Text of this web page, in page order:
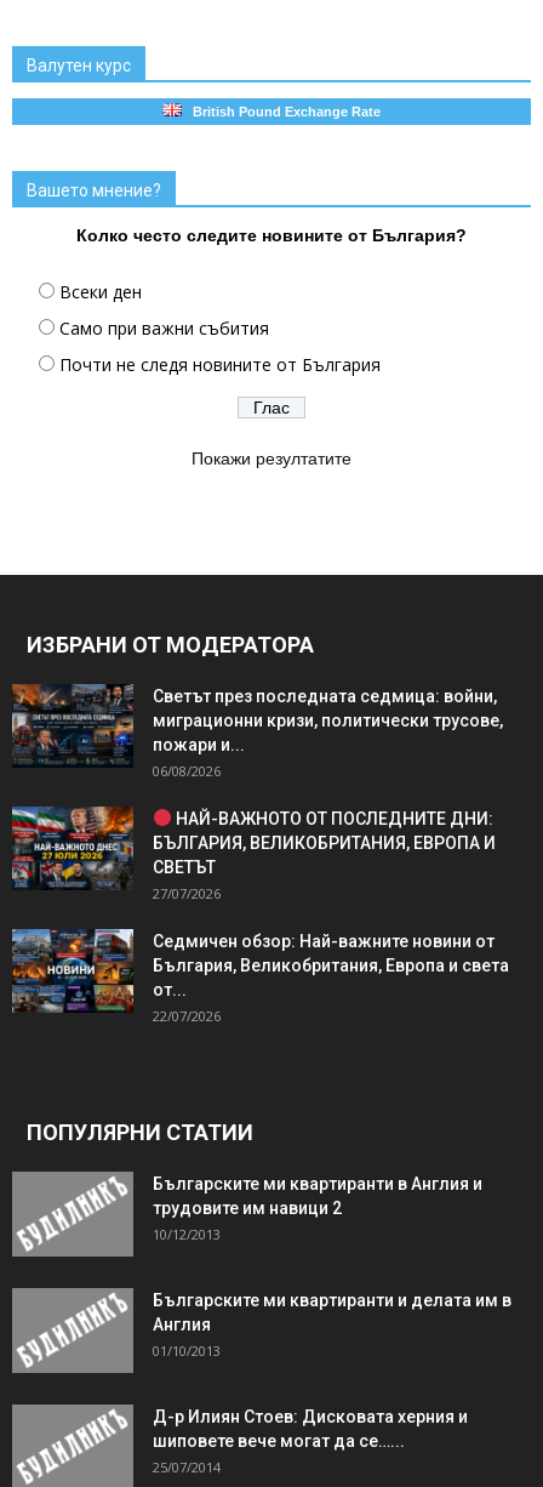
Валутен курс
British Pound Exchange Rate
Вашето мнение?
Колко често следите новините от България?
Всеки ден
Само при важни събития
Почти не следя новините от България
Покажи резултатите
ИЗБРАНИ ОТ МОДЕРАТОРА
Светът през последната седмица: войни,
миграционни кризи, политически трусове,
пожари и...
06/08/2026
НАЙ-ВАЖНОТО ОТ ПОСЛЕДНИТЕ ДНИ:
БЪЛГАРИЯ, ВЕЛИКОБРИТАНИЯ, ЕВРОПА И
СВЕТЪТ
27/07/2026
Седмичен обзор: Най-важните новини от
България, Великобритания, Европа и света
от...
22/07/2026
ПОПУЛЯРНИ СТАТИИ
Българските ми квартиранти в Англия и
трудовите им навици 2
10/12/2013
Българските ми квартиранти и делата им в
Англия
01/10/2013
Д-р Илиян Стоев: Дисковата херния и
шиповете вече могат да се…...
25/07/2014